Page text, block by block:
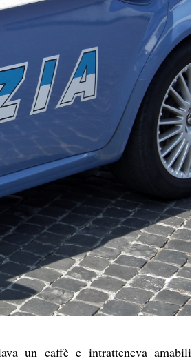
un caffè e intratteneva amabili